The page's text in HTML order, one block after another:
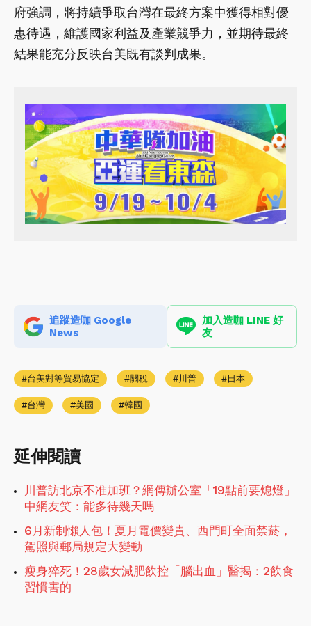
府強調，將持續爭取台灣在最終方案中獲得相對優
惠待遇，維護國家利益及產業競爭力，並期待最終
結果能充分反映台美既有談判成果。
追蹤造咖 Google
News
加入造咖 LINE 好
友
台美對等貿易協定 關稅 川普 日本
台灣 美國 韓國
延伸閱讀
川普訪北京不准加班？網傳辦公室「19點前要熄燈」
中網友笑：能多待幾天嗎
6月新制懶人包！夏月電價變貴、西門町全面禁菸，
駕照與郵局規定大變動
瘦身猝死！28歲女減肥飲控「腦出血」醫揭：2飲食
習慣害的